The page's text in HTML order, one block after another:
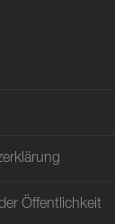
Öffentlichkeit